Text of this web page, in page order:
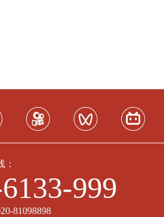
：
999
81098898